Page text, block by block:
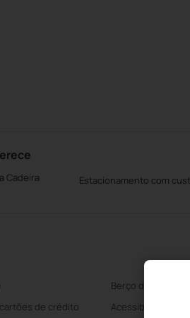
Cadeira
Estacionamento com
Berço disponivel a
de crédito
Acessibilidade